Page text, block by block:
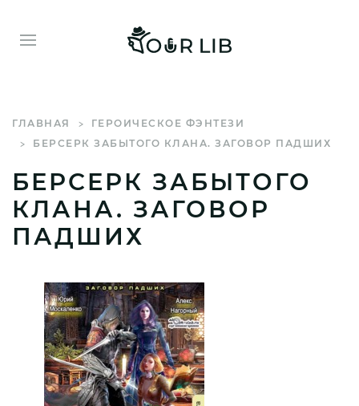
ГЛАВНАЯ
ГЕРОИЧЕСКОЕ ФЭНТЕЗИ
БЕРСЕРК ЗАБЫТОГО КЛАНА. ЗАГОВОР ПАДШИХ
БЕРСЕРК ЗАБЫТОГО
КЛАНА. ЗАГОВОР
ПАДШИХ